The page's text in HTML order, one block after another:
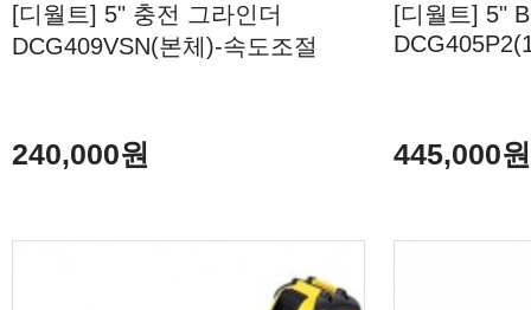
[디월트] 5" 충전 그라인더
DCG409VSN(본체)-속도조절
240,000원
[디월트] 5"
445,000원